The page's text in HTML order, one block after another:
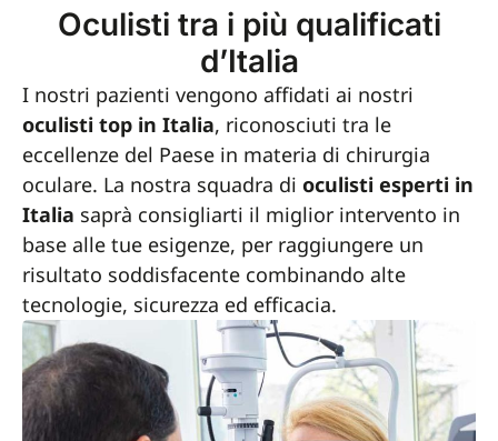
Oculisti tra i più qualificati
d’Italia
I nostri pazienti vengono affidati ai nostri
oculisti top in Italia, riconosciuti tra le
eccellenze del Paese in materia di chirurgia
oculare. La nostra squadra di oculisti esperti in
Italia saprà consigliarti il miglior intervento in
base alle tue esigenze, per raggiungere un
risultato soddisfacente combinando alte
tecnologie, sicurezza ed efficacia.